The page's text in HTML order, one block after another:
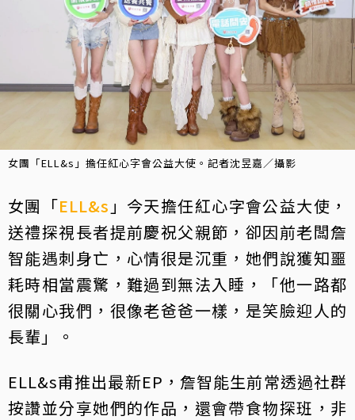
女團「ELL&s」擔任紅心字會公益大使。記者沈昱嘉／攝影
女團「ELL&s 」今天擔任紅心字會公益大使，
送禮探視長者提前慶祝父親節，卻因前老闆詹
智能遇刺身亡，心情很是沉重，她們說獲知噩
耗時相當震驚，難過到無法入睡，「他一路都
很關心我們，很像老爸爸一樣，是笑臉迎人的
長輩」。
ELL&s甫推出最新EP，詹智能生前常透過社群
按讚並分享她們的作品，還會帶食物探班，非